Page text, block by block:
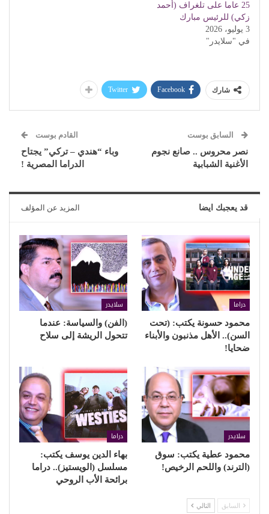
25 عاما على تلغراف (أحمد
زكي) للرئيس مبارك
3 يوليو، 2026
في "سلايدر"
شارك Facebook
Twitter
السابق بوست
نصر محروس .. صانع نجوم
الأغنية الشبابية
القادم بوست
وباء “هندي – تركي” يجتاح
الدراما المصرية !
قد يعجبك ايضا المزيد عن المؤلف
دراما
محمود حسونة يكتب: (تحت
السن).. الأهل مذنبون والأبناء
ضحايا!
سلايدر
(الفن) والسياسة: عندما
تتحول الريشة إلى سلاح
سلايدر
محمود عطية يكتب: سوق
(الترند) واللحم الرخيص!
دراما
بهاء الدين يوسف يكتب:
مسلسل (الويستيز).. دراما
برائحة الأب الروحي
السابق التالي